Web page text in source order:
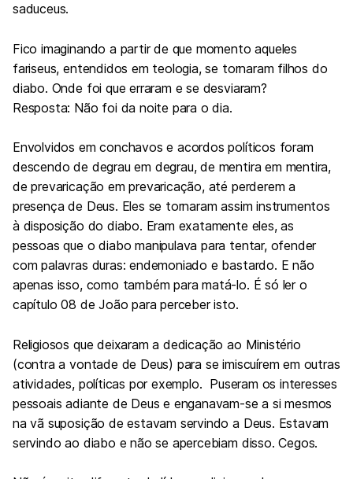
saduceus.
Fico imaginando a partir de que momento aqueles
fariseus, entendidos em teologia, se tornaram filhos do
diabo. Onde foi que erraram e se desviaram?
Resposta: Não foi da noite para o dia.
Envolvidos em conchavos e acordos políticos foram
descendo de degrau em degrau, de mentira em mentira,
de prevaricação em prevaricação, até perderem a
presença de Deus. Eles se tornaram assim instrumentos
à disposição do diabo. Eram exatamente eles, as
pessoas que o diabo manipulava para tentar, ofender
com palavras duras: endemoniado e bastardo. E não
apenas isso, como também para matá-lo. É só ler o
capítulo 08 de João para perceber isto.
Religiosos que deixaram a dedicação ao Ministério
(contra a vontade de Deus) para se imiscuírem em outras
atividades, políticas por exemplo. Puseram os interesses
pessoais adiante de Deus e enganavam-se a si mesmos
na vã suposição de estavam servindo a Deus. Estavam
servindo ao diabo e não se apercebiam disso. Cegos.